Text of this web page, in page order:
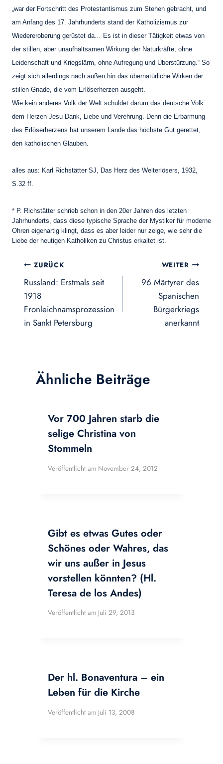
„war der Fortschritt des Protestantismus zum Stehen gebracht, und
am Anfang des 17. Jahrhunderts stand der Katholizismus zur
Wiedereroberung gerüstet da… Es ist in dieser Tätigkeit etwas von
der stillen, aber unaufhaltsamen Wirkung der Naturkräfte, ohne
Leidenschaft und Kriegslärm, ohne Aufregung und Überstürzung.“ So
zeigt sich allerdings nach außen hin das übernatürliche Wirken der
stillen Gnade, die vom Erlöserherzen ausgeht.
Wie kein anderes Volk der Welt schuldet darum das deutsche Volk
dem Herzen Jesu Dank, Liebe und Verehrung. Denn die Erbarmung
des Erlöserherzens hat unserem Lande das höchste Gut gerettet,
den katholischen Glauben.
alles aus: Karl Richstätter SJ, Das Herz des Welterlösers, 1932,
S.32 ff.
* P. Richstätter schrieb schon in den 20er Jahren des letzten
Jahrhunderts, dass diese typische Sprache der Mystiker für moderne
Ohren eigenartig klingt, dass es aber leider nur zeige, wie sehr die
Liebe der heutigen Katholiken zu Christus erkaltet ist.
Beitragsnavigation
ZURÜCK
Russland: Erstmals seit
1918
Fronleichnamsprozession
in Sankt Petersburg
WEITER
96 Märtyrer des
Spanischen
Bürgerkriegs
anerkannt
Ähnliche Beiträge
Vor 700 Jahren starb die
selige Christina von
Stommeln
Veröffentlicht am November 24, 2012
Gibt es etwas Gutes oder
Schönes oder Wahres, das
wir uns außer in Jesus
vorstellen könnten? (Hl.
Teresa de los Andes)
Veröffentlicht am Juli 29, 2013
Der hl. Bonaventura – ein
Leben für die Kirche
Veröffentlicht am Juli 13, 2008